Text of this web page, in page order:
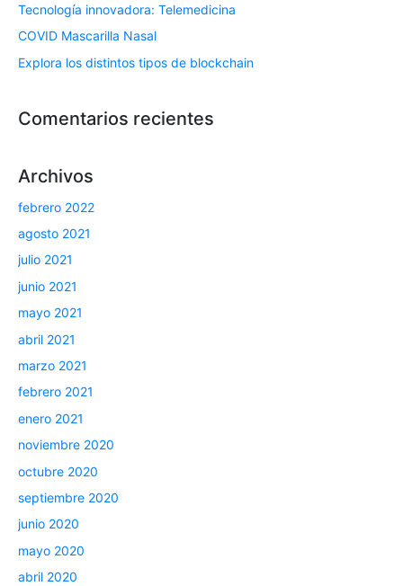
Tecnología innovadora: Telemedicina
COVID Mascarilla Nasal
Explora los distintos tipos de blockchain
Comentarios recientes
Archivos
febrero 2022
agosto 2021
julio 2021
junio 2021
mayo 2021
abril 2021
marzo 2021
febrero 2021
enero 2021
noviembre 2020
octubre 2020
septiembre 2020
junio 2020
mayo 2020
abril 2020